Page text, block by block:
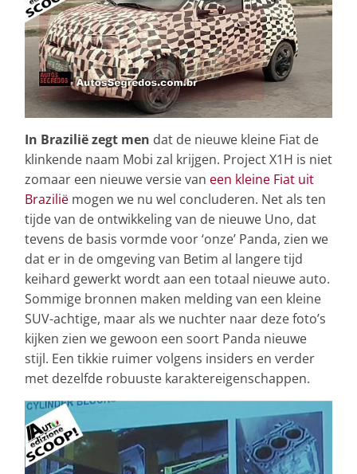
In Brazilië zegt men dat de nieuwe kleine Fiat de
klinkende naam Mobi zal krijgen. Project X1H is niet
zomaar een nieuwe versie van een kleine Fiat uit
Brazilië mogen we nu wel concluderen. Net als ten
tijde van de ontwikkeling van de nieuwe Uno, dat
tevens de basis vormde voor ‘onze’ Panda, zien we
dat er in de omgeving van Betim al langere tijd
keihard gewerkt wordt aan een totaal nieuwe auto.
Sommige bronnen maken melding van een kleine
SUV-achtige, maar als we nuchter naar deze foto’s
kijken zien we gewoon een soort Panda nieuwe
stijl. Een tikkie ruimer volgens insiders en verder
met dezelfde robuuste karaktereigenschappen.